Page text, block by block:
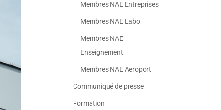
Membres NAE Entreprises
Membres NAE Labo
Membres NAE
Enseignement
Membres NAE Aeroport
Communiqué de presse
Formation